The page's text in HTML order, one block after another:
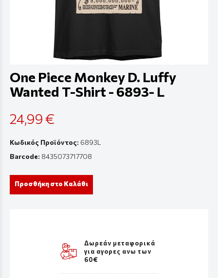
One Piece Monkey D. Luffy
Wanted T-Shirt - 6893- L
24,99 €
Κωδικός Προϊόντος: 6893L
Barcode: 8435073717708
Προσθήκη στο Καλάθι
Δωρεάν μεταφορικά
για αγορες ανω των
60€